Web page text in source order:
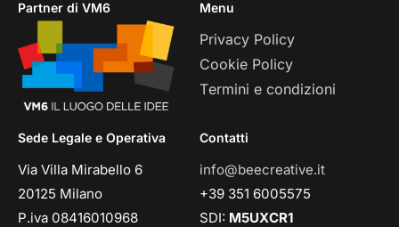
Partner di VM6 Menu
Privacy Policy
Cookie Policy
Termini e condizioni
Sede Legale e Operativa
Via Villa Mirabello 6
20125 Milano
P.iva 08416010968
Contatti
info@beecreative.it
+39 351 6005575
SDI: M5UXCR1